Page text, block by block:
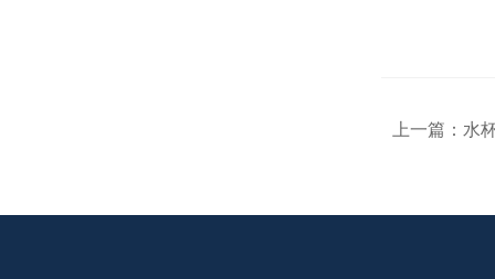
上一篇： 水